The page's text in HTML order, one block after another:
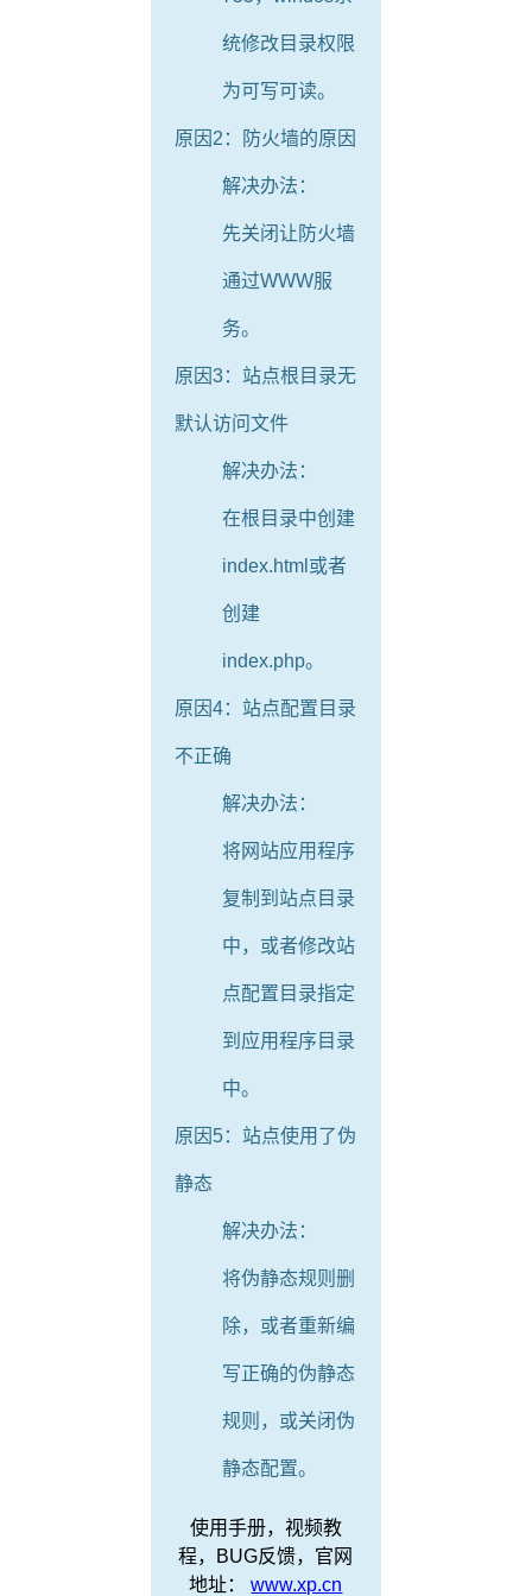
统修改目录权限
为可写可读。
原因2：防火墙的原因
解决办法：
先关闭让防火墙
通过WWW服
务。
原因3：站点根目录无
默认访问文件
解决办法：
在根目录中创建
index.html或者
创建
index.php。
原因4：站点配置目录
不正确
解决办法：
将网站应用程序
复制到站点目录
中，或者修改站
点配置目录指定
到应用程序目录
中。
原因5：站点使用了伪
静态
解决办法：
将伪静态规则删
除，或者重新编
写正确的伪静态
规则，或关闭伪
静态配置。
使用手册，视频教
程，BUG反馈，官网
地址：www.xp.cn